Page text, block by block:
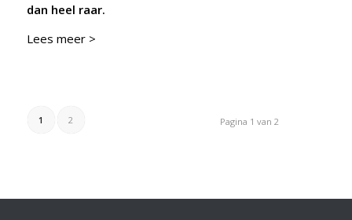
dan heel raar.
Lees meer >
Pagina 1 van 2
1 2